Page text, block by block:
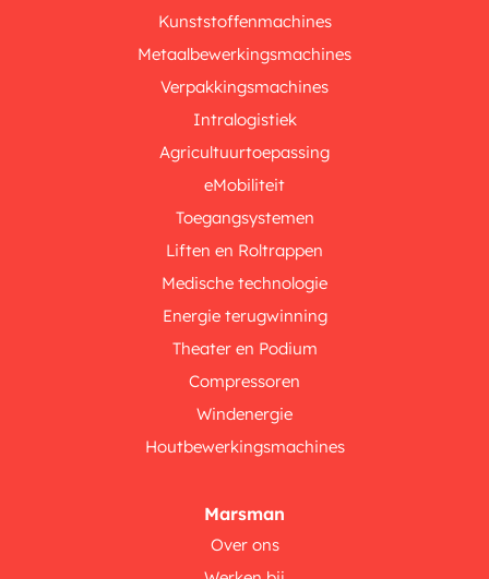
Kunststoffenmachines
Metaalbewerkingsmachines
Verpakkingsmachines
Intralogistiek
Agricultuurtoepassing
eMobiliteit
Toegangsystemen
Liften en Roltrappen
Medische technologie
Energie terugwinning
Theater en Podium
Compressoren
Windenergie
Houtbewerkingsmachines
Marsman
Over ons